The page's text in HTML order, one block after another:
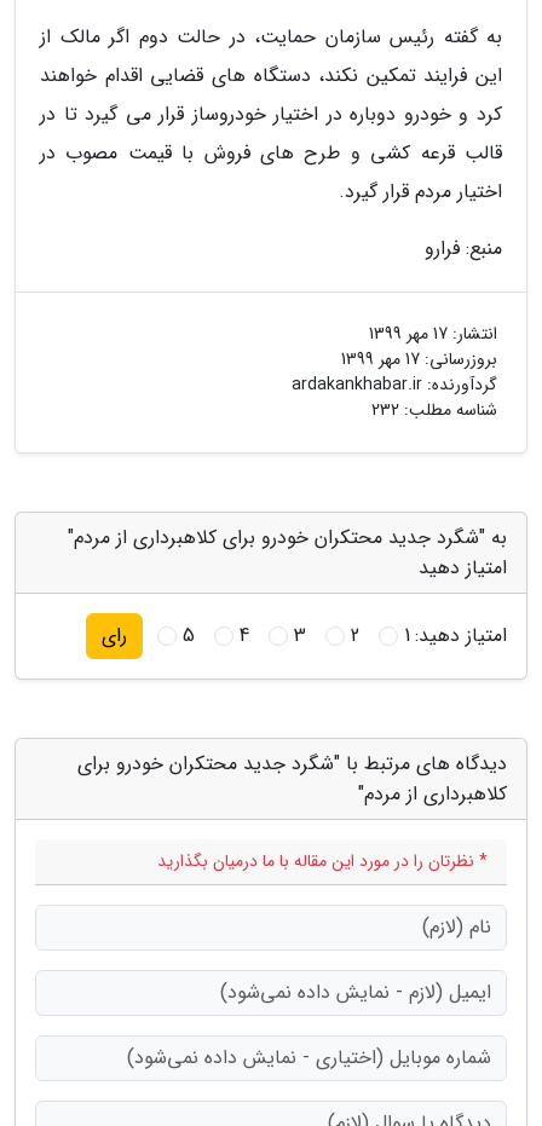
به گفته رئیس سازمان حمایت، در حالت دوم اگر مالک از
این فرایند تمکین نکند، دستگاه های قضایی اقدام خواهند
کرد و خودرو دوباره در اختیار خودروساز قرار می گیرد تا در
قالب قرعه کشی و طرح های فروش با قیمت مصوب در
اختیار مردم قرار گیرد.
منبع: فرارو
انتشار: 17 مهر 1399
بروزرسانی: 17 مهر 1399
گردآورنده: ardakankhabar.ir
شناسه مطلب: 232
به "شگرد جدید محتکران خودرو برای کلاهبرداری از مردم"
امتیاز دهید
امتیاز دهید:1
2
3
4
5 رای
دیدگاه های مرتبط با "شگرد جدید محتکران خودرو برای
کلاهبرداری از مردم"
* نظرتان را در مورد این مقاله با ما درمیان بگذارید